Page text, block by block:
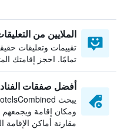
الملايين من
تقييمات وتعليقات
تمامًا. احجز إقامتك
أفضل صفقات
ومكان إقامة
مقارنة أماكن الإقامة